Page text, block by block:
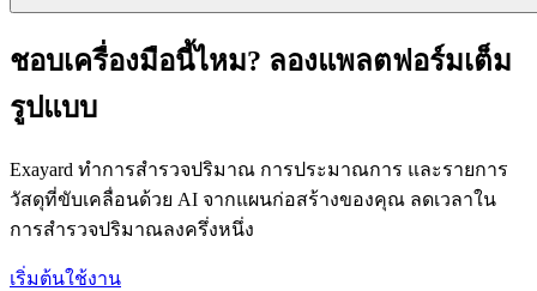
ชอบเครื่องมือนี้ไหม? ลองแพลตฟอร์มเต็ม
รูปแบบ
Exayard ทำการสำรวจปริมาณ การประมาณการ และรายการ
วัสดุที่ขับเคลื่อนด้วย AI จากแผนก่อสร้างของคุณ ลดเวลาใน
การสำรวจปริมาณลงครึ่งหนึ่ง
เริ่มต้นใช้งาน